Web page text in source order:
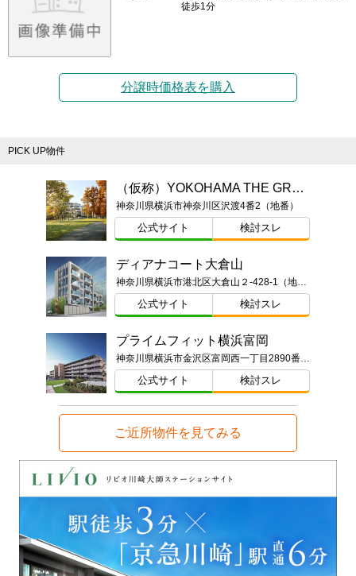
徒歩1分
分譲時価格表を購入
PICK UP物件
（仮称）YOKOHAMA THE GRAN PROJECT
神奈川県横浜市神奈川区沢渡4番2（地番）
公式サイト 検討スレ
ディアナコート大倉山
神奈川県横浜市港北区大倉山２-428-1（地番）
公式サイト 検討スレ
プライムフィット横浜富岡
神奈川県横浜市金沢区富岡西一丁目2890番121（地番）、68-2（住居表示）
公式サイト 検討スレ
ご近所物件を見てみる